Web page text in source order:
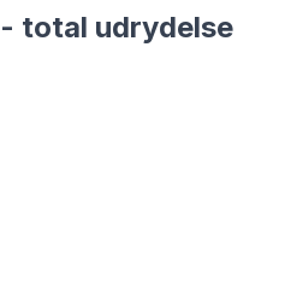
- total udrydelse